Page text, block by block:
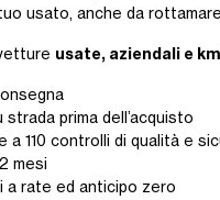
usato, anche da rottamare
usate, aziendali e
prima dell’acquisto
110 controlli di qualità e
mesi
a rate ed anticipo zero